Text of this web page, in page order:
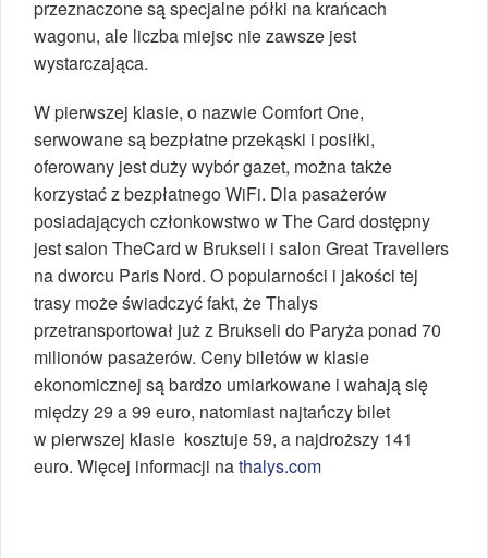
przeznaczone są specjalne półki na krańcach
wagonu, ale liczba miejsc nie zawsze jest
wystarczająca.
W pierwszej klasie, o nazwie Comfort One,
serwowane są bezpłatne przekąski i posiłki,
oferowany jest duży wybór gazet, można także
korzystać z bezpłatnego WiFi. Dla pasażerów
posiadających członkowstwo w The Card dostępny
jest salon TheCard w Brukseli i salon Great Travellers
na dworcu Paris Nord. O popularności i jakości tej
trasy może świadczyć fakt, że Thalys
przetransportował już z Brukseli do Paryża ponad 70
milionów pasażerów. Ceny biletów w klasie
ekonomicznej są bardzo umiarkowane i wahają się
między 29 a 99 euro, natomiast najtańczy bilet
w pierwszej klasie kosztuje 59, a najdroższy 141
euro. Więcej informacji nathalys.com